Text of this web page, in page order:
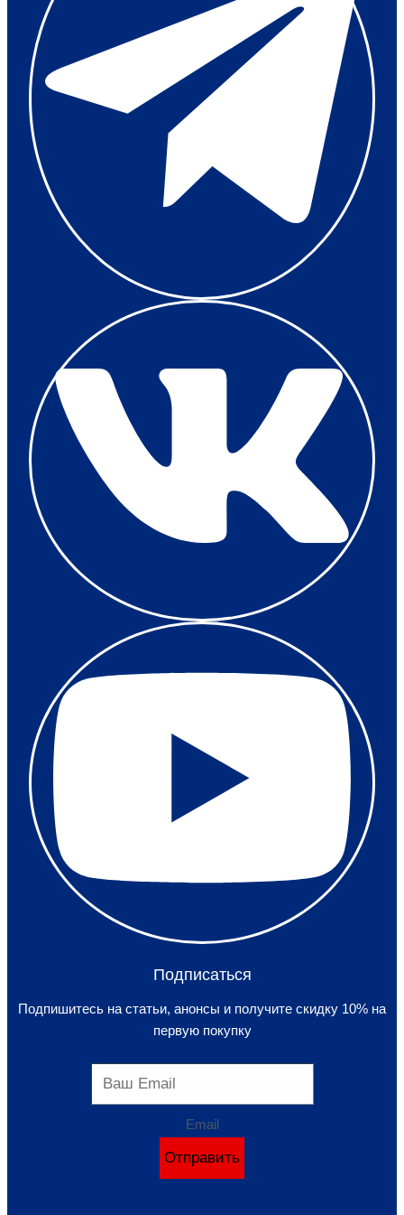
Подписаться
Подпишитесь на статьи, анонсы и получите скидку 10% на
первую покупку
Email
Отправить